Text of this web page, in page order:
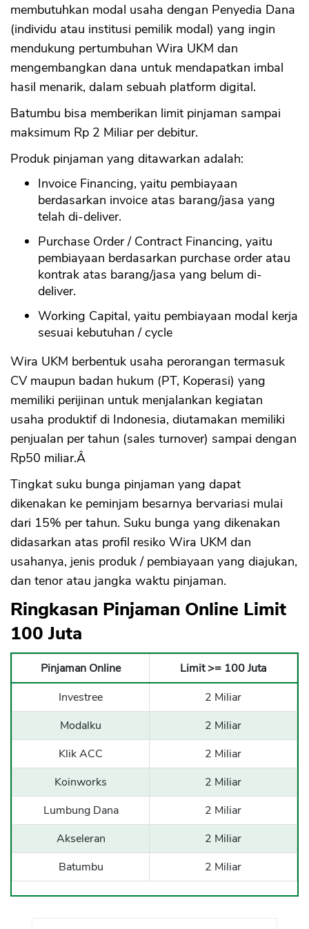
membutuhkan modal usaha dengan Penyedia Dana
(individu atau institusi pemilik modal) yang ingin
mendukung pertumbuhan Wira UKM dan
mengembangkan dana untuk mendapatkan imbal
hasil menarik, dalam sebuah platform digital.
Batumbu bisa memberikan limit pinjaman sampai
maksimum Rp 2 Miliar per debitur.
Produk pinjaman yang ditawarkan adalah:
Invoice Financing, yaitu pembiayaan
berdasarkan invoice atas barang/jasa yang
telah di-deliver.
Purchase Order / Contract Financing, yaitu
pembiayaan berdasarkan purchase order atau
kontrak atas barang/jasa yang belum di-
deliver.
Working Capital, yaitu pembiayaan modal kerja
sesuai kebutuhan / cycle
Wira UKM berbentuk usaha perorangan termasuk
CV maupun badan hukum (PT, Koperasi) yang
memiliki perijinan untuk menjalankan kegiatan
usaha produktif di Indonesia, diutamakan memiliki
penjualan per tahun (sales turnover) sampai dengan
Rp50 miliar.Â
Tingkat suku bunga pinjaman yang dapat
dikenakan ke peminjam besarnya bervariasi mulai
dari 15% per tahun. Suku bunga yang dikenakan
didasarkan atas profil resiko Wira UKM dan
usahanya, jenis produk / pembiayaan yang diajukan,
dan tenor atau jangka waktu pinjaman.
Ringkasan Pinjaman Online Limit
100 Juta
Pinjaman Online
Limit >= 100 Juta
Investree
2 Miliar
Modalku
2 Miliar
Klik ACC
2 Miliar
Koinworks
2 Miliar
Lumbung Dana
2 Miliar
Akseleran
2 Miliar
Batumbu
2 Miliar